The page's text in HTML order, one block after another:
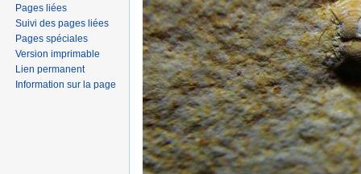
Pages liées
Suivi des pages liées
Pages spéciales
Version imprimable
Lien permanent
Information sur la page